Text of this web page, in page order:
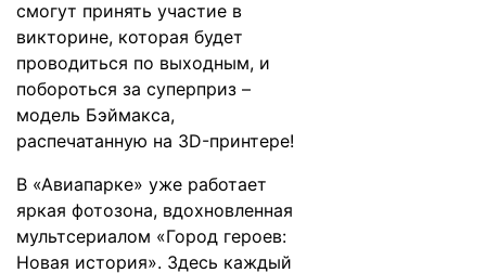
смогут принять участие в
викторине, которая будет
проводиться по выходным, и
побороться за суперприз –
модель Бэймакса,
распечатанную на 3D-принтере!
В «Авиапарке» уже работает
яркая фотозона, вдохновленная
мультсериалом «Город героев:
Новая история». Здесь каждый